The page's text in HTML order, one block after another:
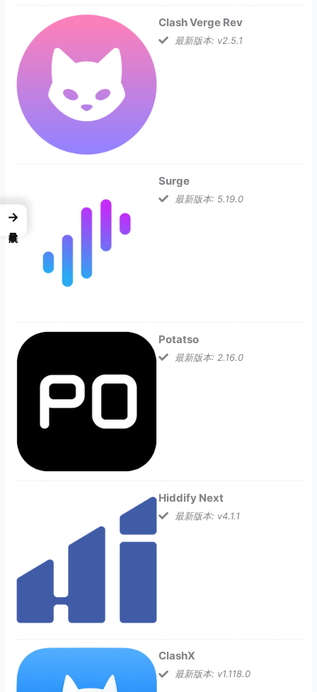
Clash Verge Rev
最新版本: v2.5.1
Surge
最新版本: 5.19.0
Potatso
最新版本: 2.16.0
Hiddify Next
最新版本: v4.1.1
ClashX
最新版本: v1.118.0
→